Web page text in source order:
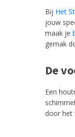
Bij Het
jouw
maak je
gemak
De
Een
door het